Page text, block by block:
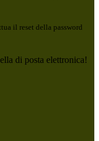
il reset della password
di posta elettronica!